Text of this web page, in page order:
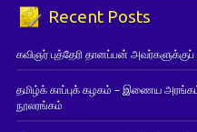
Recent Posts
கவிஞர் புத்தேரி தானப்பன் அவர்களுக்குப்
தமிழ்க் காப்புக் கழகம் – இணைய
நூலரங்கம்